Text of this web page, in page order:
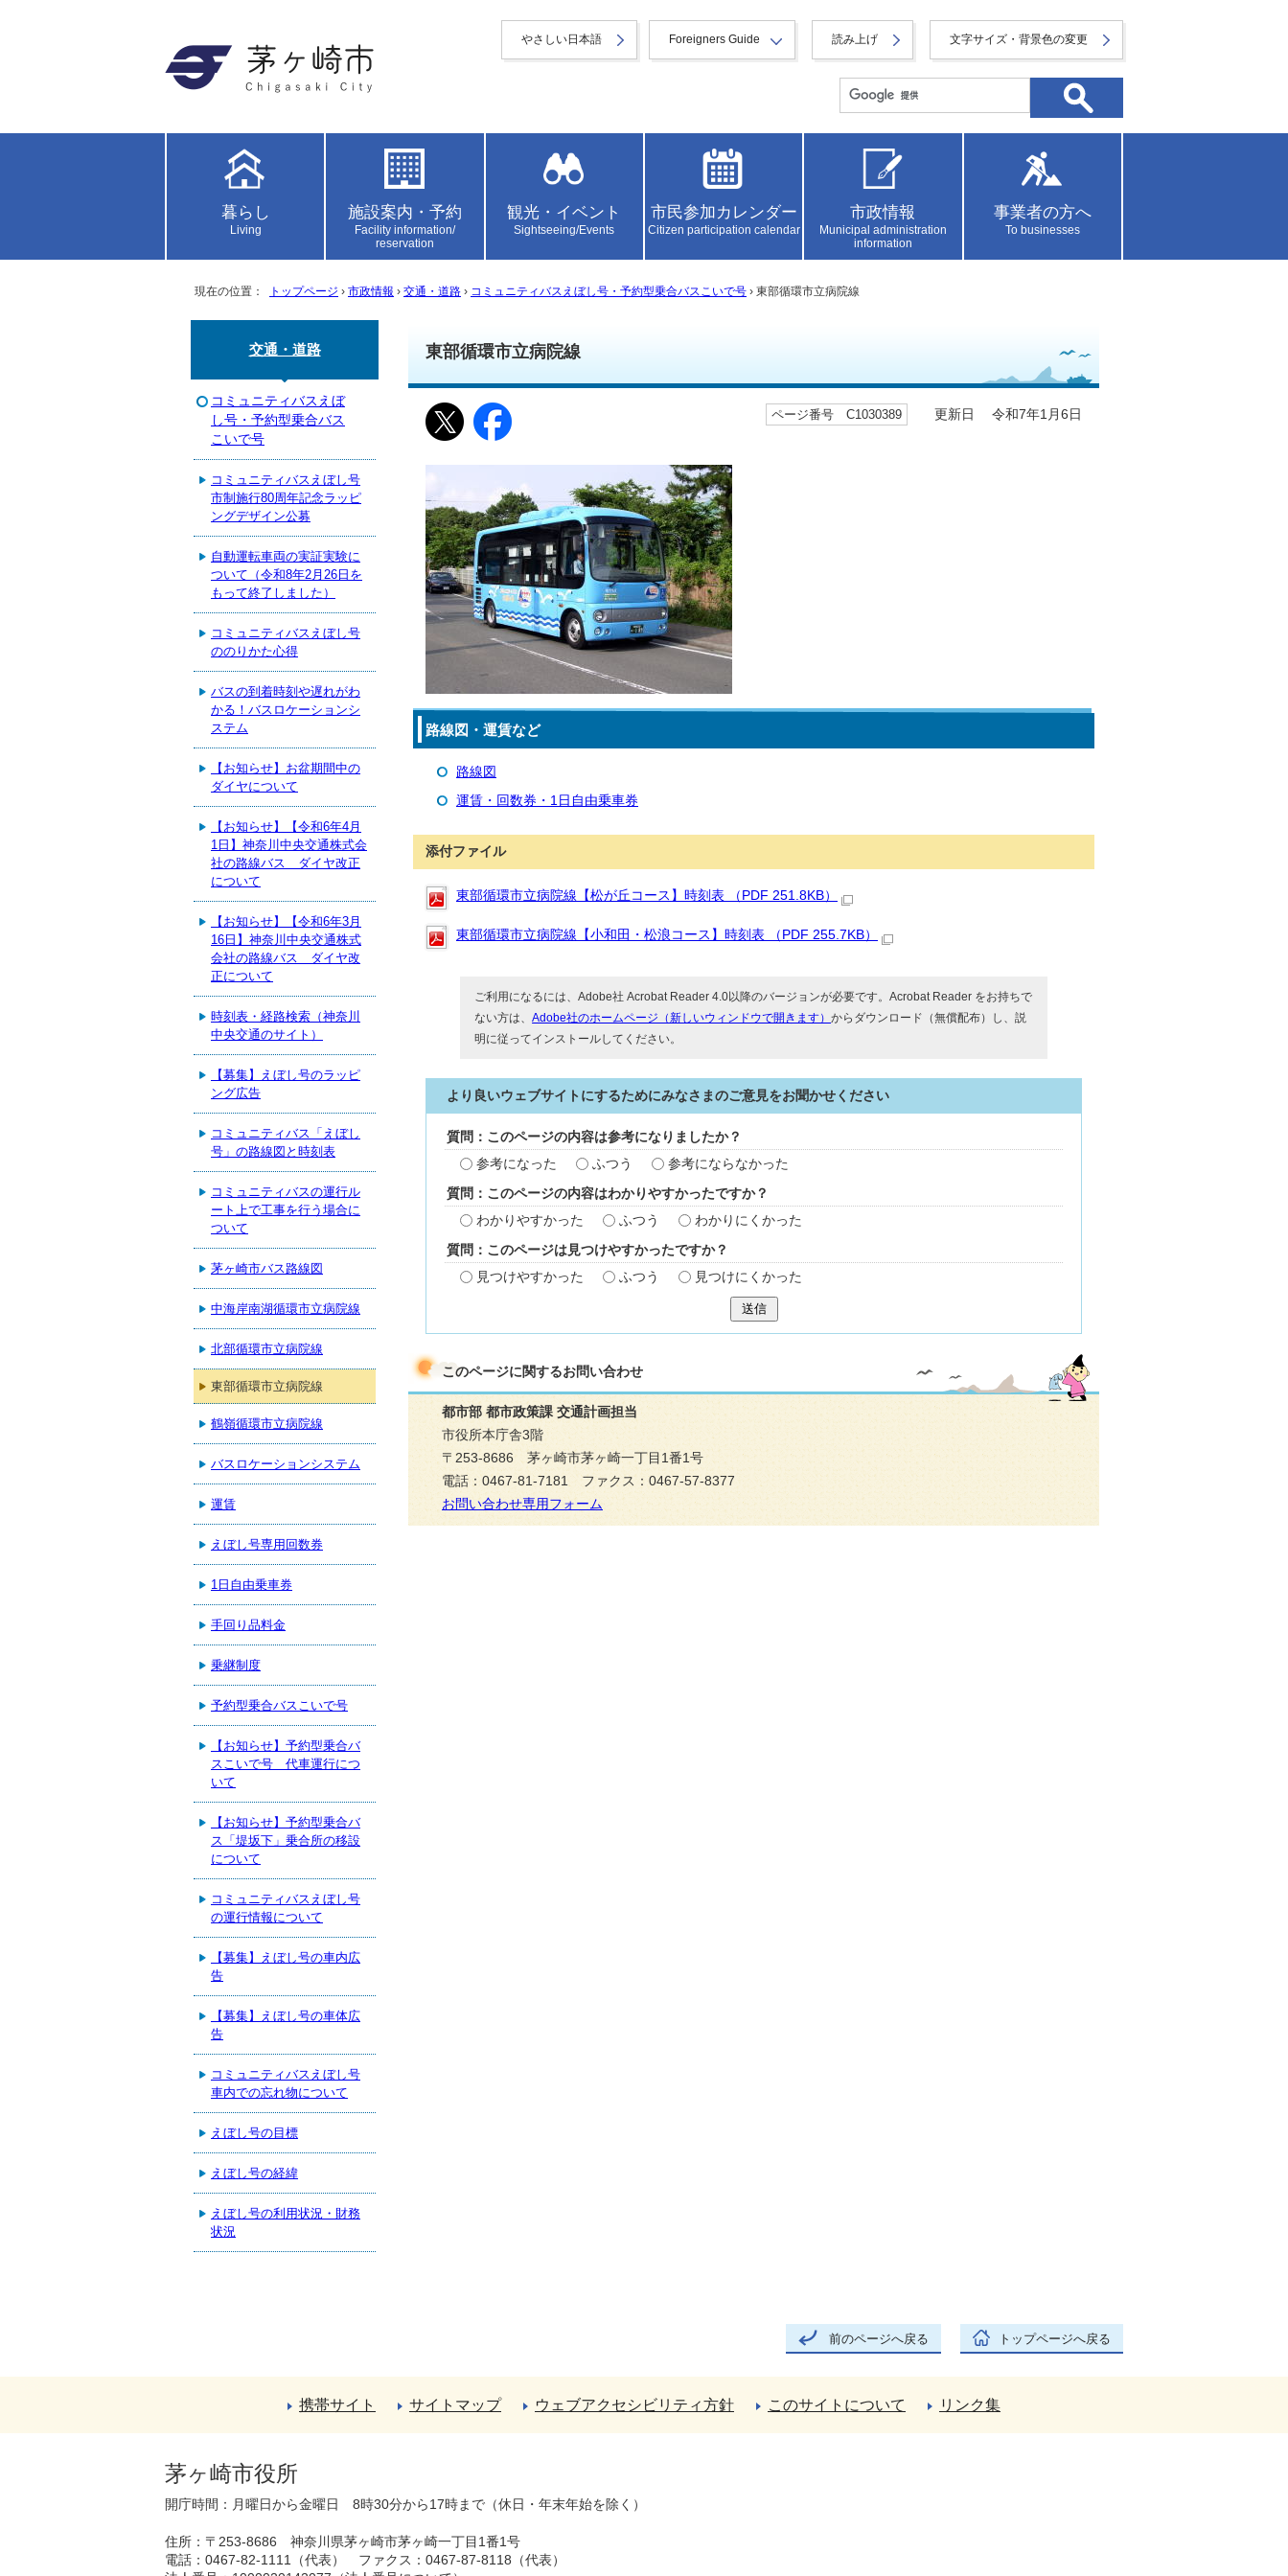
やさしい日本語 Foreigners Guide 読み上げ 文字サイズ・背景色の変更
暮らし
Living
施設案内・予約
Facility information/
reservation
観光・イベント
Sightseeing/Events
市民参加カレンダー
Citizen participation calendar
市政情報
Municipal administration
information
事業者の方へ
To businesses
現在の位置： トップページ › 市政情報 › 交通・道路 › コミュニティバスえぼし号・予約型乗合バスこいで号 › 東部循環市立病院線
東部循環市立病院線
ページ番号 C1030389 更新日 令和7年1月6日
路線図・運賃など
路線図
運賃・回数券・1日自由乗車券
添付ファイル
東部循環市立病院線【松が丘コース】時刻表 （PDF 251.8KB）
東部循環市立病院線【小和田・松浪コース】時刻表 （PDF 255.7KB）
ご利用になるには、Adobe社 Acrobat Reader 4.0以降のバージョンが必要です。Acrobat Reader をお持ちで
ない方は、Adobe社のホームページ（新しいウィンドウで開きます）からダウンロード（無償配布）し、説
明に従ってインストールしてください。
より良いウェブサイトにするためにみなさまのご意見をお聞かせください
質問：このページの内容は参考になりましたか？
参考になった
ふつう 参考にならなかった
質問：このページの内容はわかりやすかったですか？
わかりやすかった
ふつう わかりにくかった
質問：このページは見つけやすかったですか？
見つけやすかった
ふつう 見つけにくかった
送信
このページに関するお問い合わせ
都市部 都市政策課 交通計画担当
市役所本庁舎3階
〒253-8686 茅ヶ崎市茅ヶ崎一丁目1番1号
電話：0467-81-7181 ファクス：0467-57-8377
お問い合わせ専用フォーム
交通・道路
コミュニティバスえぼ
し号・予約型乗合バス
こいで号
コミュニティバスえぼし号
市制施行80周年記念ラッピ
ングデザイン公募
自動運転車両の実証実験に
ついて（令和8年2月26日を
もって終了しました）
コミュニティバスえぼし号
ののりかた心得
バスの到着時刻や遅れがわ
かる！バスロケーションシ
ステム
【お知らせ】お盆期間中の
ダイヤについて
【お知らせ】【令和6年4月
1日】神奈川中央交通株式会
社の路線バス ダイヤ改正
について
【お知らせ】【令和6年3月
16日】神奈川中央交通株式
会社の路線バス ダイヤ改
正について
時刻表・経路検索（神奈川
中央交通のサイト）
【募集】えぼし号のラッピ
ング広告
コミュニティバス「えぼし
号」の路線図と時刻表
コミュニティバスの運行ル
ート上で工事を行う場合に
ついて
茅ヶ崎市バス路線図
中海岸南湖循環市立病院線
北部循環市立病院線
東部循環市立病院線
鶴嶺循環市立病院線
バスロケーションシステム
運賃
えぼし号専用回数券
1日自由乗車券
手回り品料金
乗継制度
予約型乗合バスこいで号
【お知らせ】予約型乗合バ
スこいで号 代車運行につ
いて
【お知らせ】予約型乗合バ
ス「堤坂下」乗合所の移設
について
コミュニティバスえぼし号
の運行情報について
【募集】えぼし号の車内広
告
【募集】えぼし号の車体広
告
コミュニティバスえぼし号
車内での忘れ物について
えぼし号の目標
えぼし号の経緯
えぼし号の利用状況・財務
状況
前のページへ戻る トップページへ戻る
携帯サイト サイトマップ ウェブアクセシビリティ方針 このサイトについて リンク集
茅ヶ崎市役所
開庁時間：月曜日から金曜日 8時30分から17時まで（休日・年末年始を除く）
住所：〒253-8686 神奈川県茅ヶ崎市茅ヶ崎一丁目1番1号
電話：0467-82-1111（代表） ファクス：0467-87-8118（代表）